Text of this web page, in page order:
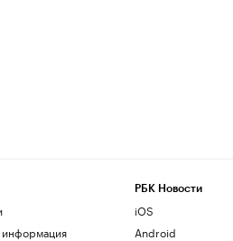
информация
РБК Новости
iOS
Android